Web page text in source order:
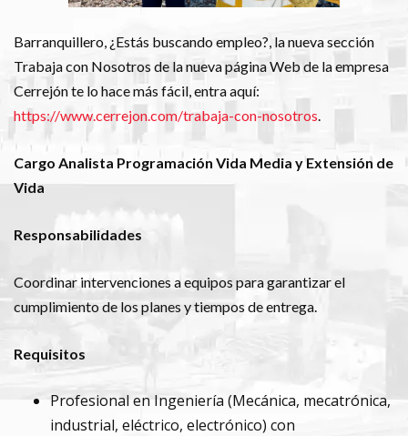
Barranquillero, ¿Estás buscando empleo?, la nueva sección
Trabaja con Nosotros de la nueva página Web de la empresa
Cerrejón te lo hace más fácil, entra aquí:
https://www.cerrejon.com/trabaja-con-nosotros.
Cargo Analista Programación Vida Media y Extensión de
Vida
Responsabilidades
Coordinar intervenciones a equipos para garantizar el
cumplimiento de los planes y tiempos de entrega.
Requisitos
Profesional en Ingeniería (Mecánica, mecatrónica,
industrial, eléctrico, electrónico) con